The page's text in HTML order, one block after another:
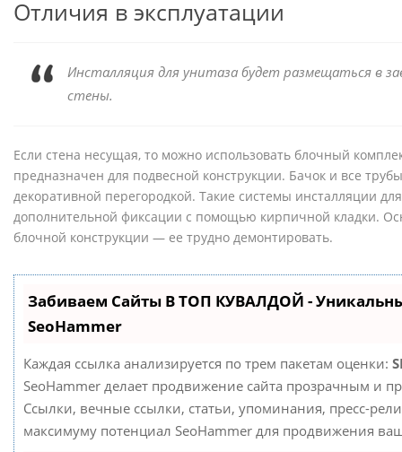
Отличия в эксплуатации
Инсталляция для унитаза будет размещаться в
стены.
Если стена несущая, то можно использовать блочный
предназначен для подвесной конструкции. Бачок и все
декоративной перегородкой. Такие системы инсталляции
дополнительной фиксации с помощью кирпичной кладки.
блочной конструкции — ее трудно демонтировать.
Забиваем Сайты В ТОП КУВАЛДОЙ -
SeoHammer
Каждая ссылка анализируется по трем пакетам оценки:
SeoHammer делает продвижение сайта прозрачным и
Ссылки, вечные ссылки, статьи, упоминания, пресс-
максимуму потенциал SeoHammer для продвижения